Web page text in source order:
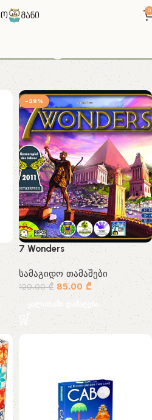
0
-29%
7 Wonders
სამაგიდო თამაშები
120.00₾ 85.00₾
კალათაში დამატება